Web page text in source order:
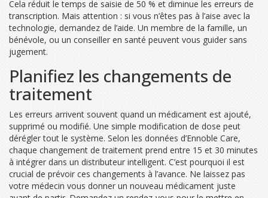
Cela réduit le temps de saisie de 50 % et diminue les erreurs de
transcription. Mais attention : si vous n’êtes pas à l’aise avec la
technologie, demandez de l’aide. Un membre de la famille, un
bénévole, ou un conseiller en santé peuvent vous guider sans
jugement.
Planifiez les changements de
traitement
Les erreurs arrivent souvent quand un médicament est ajouté,
supprimé ou modifié. Une simple modification de dose peut
dérégler tout le système. Selon les données d’Ennoble Care,
chaque changement de traitement prend entre 15 et 30 minutes
à intégrer dans un distributeur intelligent. C’est pourquoi il est
crucial de prévoir ces changements à l’avance. Ne laissez pas
votre médecin vous donner un nouveau médicament juste